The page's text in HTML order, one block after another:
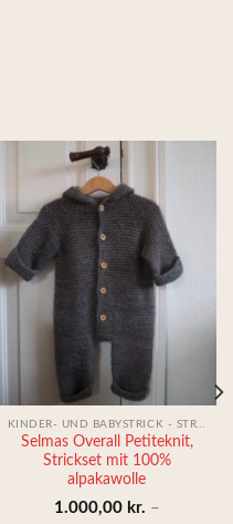
Selmas Overall Petiteknit,
Strickset mit 100%
alpakawolle
1.000,00 kr. –